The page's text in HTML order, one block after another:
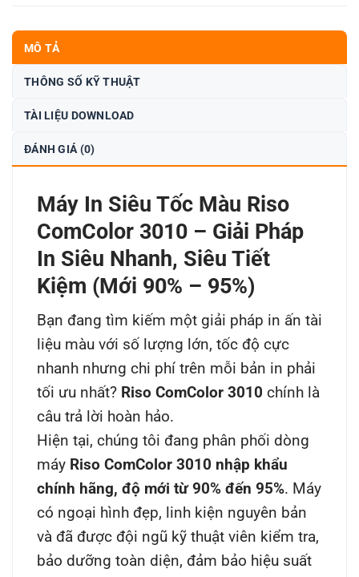
MÔ TẢ
THÔNG SỐ KỸ THUẬT
TÀI LIỆU DOWNLOAD
ĐÁNH GIÁ (0)
Máy In Siêu Tốc Màu Riso
ComColor 3010 – Giải Pháp
In Siêu Nhanh, Siêu Tiết
Kiệm (Mới 90% – 95%)
Bạn đang tìm kiếm một giải pháp in ấn tài
liệu màu với số lượng lớn, tốc độ cực
nhanh nhưng chi phí trên mỗi bản in phải
tối ưu nhất? Riso ComColor 3010 chính là
câu trả lời hoàn hảo.
Hiện tại, chúng tôi đang phân phối dòng
máy Riso ComColor 3010 nhập khẩu
chính hãng, độ mới từ 90% đến 95%. Máy
có ngoại hình đẹp, linh kiện nguyên bản
và đã được đội ngũ kỹ thuật viên kiểm tra,
bảo dưỡng toàn diện, đảm bảo hiệu suất